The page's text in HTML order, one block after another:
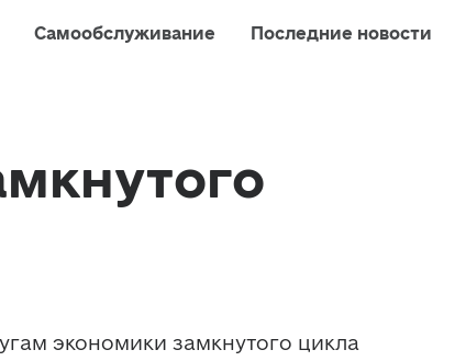
Самообслуживание Последние новости
экономики замкнутого цикла